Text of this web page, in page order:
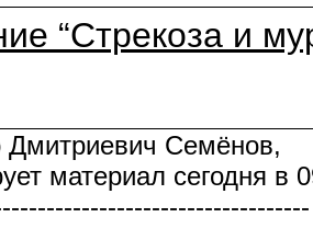
“Стрекоза и
Дмитриевич Семёнов,
материал сегодня в